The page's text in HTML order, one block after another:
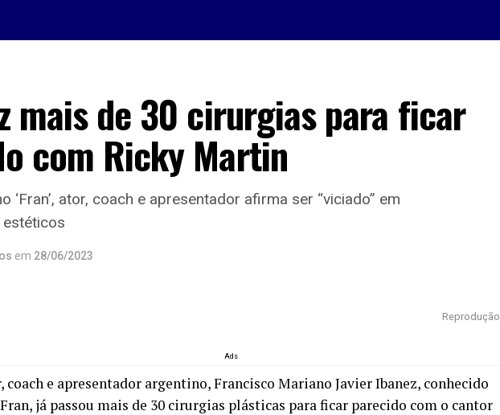
mais de 30 cirurgias para ficar
com Ricky Martin
‘Fran’, ator, coach e apresentador afirma ser “viciado” em
em 28/06/2023
Reprodução
Ads
coach e apresentador argentino, Francisco Mariano Javier Ibanez, conhecido
já passou mais de 30 cirurgias plásticas para ficar parecido com o cantor